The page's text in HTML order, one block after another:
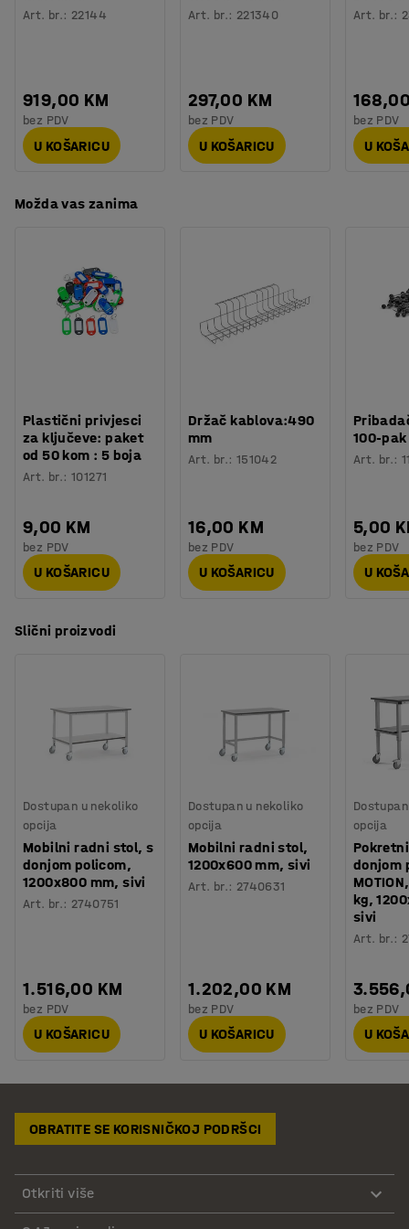
Možete dodati jedinicu s ladicama, ploču za alat, ormarić
Vrsta kotača :
Montaža: Dolazi nesastavljeno
Art. br.: 22144
919,00 KM
bez PDV
U KOŠARICU
Art. br.: 221340
297,00 KM
bez PDV
U KOŠARICU
Art. br.:
bez PDV
U
Možda vas zanima
Plastični privjesci
za ključeve: paket
od 50 kom : 5 boja
Art. br.:101271
9,00 KM
bez PDV
U KOŠARICU
Držač kablova:490
mm
Art. br.: 151042
16,00 KM
bez PDV
U KOŠARICU
100-pak
Art. br.:
5,00
bez PDV
U
Slični proizvodi
Dostupan u nekoliko
opcija
Mobilni radni stol, s
donjom policom,
1200x800 mm, sivi
Art. br.: 2740751
1.516,00 KM
bez PDV
U KOŠARICU
Dostupan u nekoliko
opcija
Mobilni radni stol,
1200x600 mm, sivi
Art. br.: 2740631
1.202,00 KM
bez PDV
U KOŠARICU
opcija
donjom
kg,
sivi
Art. br.:
bez PDV
U
OBRATITE SE KORISNIČKOJ PODRŠCI
Otkriti više